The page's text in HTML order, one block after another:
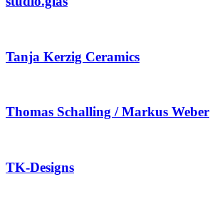
Tanja Kerzig Ceramics
Thomas Schalling / Markus Weber
TK-Designs